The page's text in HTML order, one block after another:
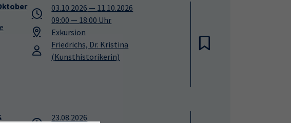
03.10.2026 — 11.10.2026
09:00 — 18:00 Uhr
Exkursion
Friedrichs, Dr. Kristina
(Kunsthistorikerin)
23.08.2026